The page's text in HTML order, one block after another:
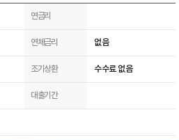
연금리
연체금리 없음
조기상환 수수료 없음
대출기간